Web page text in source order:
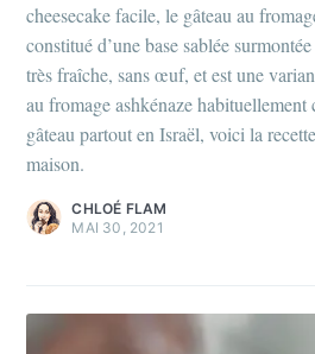
cheesecake facile, le gâteau au
constitué d’une base sablée
très fraîche, sans œuf, et est une
au fromage ashkénaze
gâteau partout en Israël, voici la
maison.
CHLOÉ FLAM
MAI 30, 2021
S'inscrire
ou suivez-moi sur